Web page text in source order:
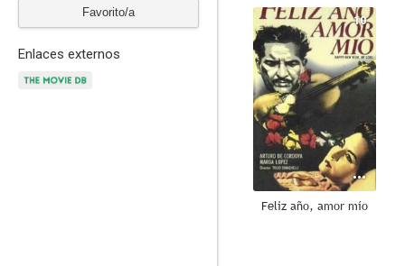
Favorito/a
Enlaces externos
10
Feliz año, amor mío